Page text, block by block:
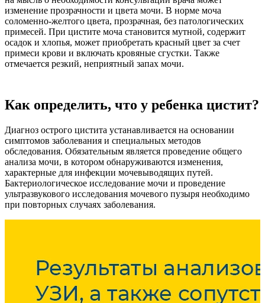
изменение прозрачности и цвета мочи. В норме моча
соломенно-желтого цвета, прозрачная, без патологических
примесей. При цистите моча становится мутной, содержит
осадок и хлопья, может приобретать красный цвет за счет
примеси крови и включать кровяные сгустки. Также
отмечается резкий, неприятный запах мочи.
Как определить, что у ребенка цистит?
Диагноз острого цистита устанавливается на основании
симптомов заболевания и специальных методов
обследования. Обязательным является проведение общего
анализа мочи, в котором обнаруживаются изменения,
характерные для инфекции мочевыводящих путей.
Бактериологическое исследование мочи и проведение
ультразвукового исследования мочевого пузыря необходимо
при повторных случаях заболевания.